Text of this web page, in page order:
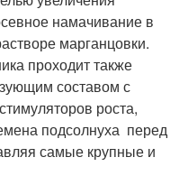
намачивание в
марганцовки.
проходит также
составом с
роста,
подсолнуха перед
самые крупные и